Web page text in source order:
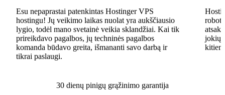
Esu nepaprastai patenkintas Hostinger VPS
hostingu! Jų veikimo laikas nuolat yra aukščiausio
lygio, todėl mano svetainė veikia sklandžiai. Kai tik
prireikdavo pagalbos, jų techninės pagalbos
komanda būdavo greita, išmananti savo darbą ir
tikrai paslaugi.
jokių
30 dienų pinigų grąžinimo garantija